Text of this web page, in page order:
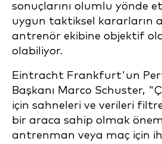
sonuçlarını olumlu yönde
uygun taktiksel kararların
antrenör ekibine objektif
olabiliyor.
Eintracht Frankfurt'un
Başkanı Marco Schuster,
için sahneleri ve verileri
bir araca sahip olmak
antrenman veya maç için